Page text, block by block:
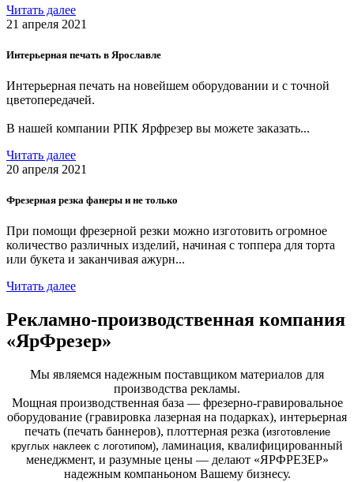
Читать далее
21 апреля 2021
Интерьерная печать в Ярославле
Интерьерная печать на новейшем оборудовании и с точной
цветопередачей.
В нашей компании РПК Ярфрезер вы можете заказать...
Читать далее
20 апреля 2021
Фрезерная резка фанеры и не только
При помощи фрезерной резки можно изготовить огромное
количество различных изделий, начиная с топпера для торта
или букета и заканчивая ажурн...
Читать далее
Рекламно-производственная компания
«ЯрФрезер»
Мы являемся надежным поставщиком материалов для
производства рекламы.
Мощная производственная база — фрезерно-гравировальное
оборудование (гравировка лазерная на подарках), интерьерная
печать (печать баннеров), плоттерная резка (изготовление
круглых наклеек с логотипом), ламинация, квалифицированный
менеджмент, и разумные цены — делают «ЯРФРЕЗЕР»
надежным компаньоном Вашему бизнесу.